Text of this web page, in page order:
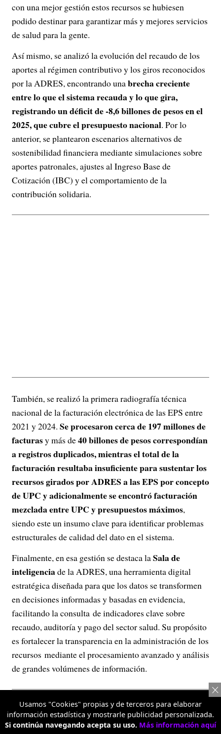
con una mejor gestión estos recursos se hubiesen
podido destinar para garantizar más y mejores servicios
de salud para la gente.
Así mismo, se analizó la evolución del recaudo de los
aportes al régimen contributivo y los giros reconocidos
por la ADRES, encontrando unabrecha creciente
entre lo que el sistema recauda y lo que gira,
registrando un déficit de -8,6 billones de pesos en el
2025, que cubre el presupuesto nacional. Por lo
anterior, se plantearon escenarios alternativos de
sostenibilidad financiera mediante simulaciones sobre
aportes patronales, ajustes al Ingreso Base de
Cotización (IBC) y el comportamiento de la
contribución solidaria.
También, se realizó la primera radiografía técnica
nacional de la facturación electrónica de las EPS entre
2021 y 2024. Se procesaron cerca de 197 millones de
facturasy más de40 billones de pesos correspondían
a registros duplicados, mientras el total de la
facturación resultaba insuficiente para sustentar los
recursos girados por ADRES a las EPS por concepto
de UPC y adicionalmente se encontró facturación
mezclada entre UPC y presupuestos máximos,
siendo este un insumo clave para identificar problemas
estructurales de calidad del dato en el sistema.
Finalmente, en esa gestión se destaca laSala de
inteligenciade la ADRES, una herramienta digital
estratégica diseñada para que los datos se transformen
en decisiones informadas y basadas en evidencia,
facilitando la consulta de indicadores clave sobre
recaudo, auditoría y pago del sector salud. Su propósito
es fortalecer la transparencia en la administración de los
recursos mediante el procesamiento avanzado y análisis
de grandes volúmenes de información.
Usamos "Cookies" propias y de terceros para elaborar
información estadística y mostrarle publicidad personalizada.
Si continúa navegando acepta su uso. Más información aquí